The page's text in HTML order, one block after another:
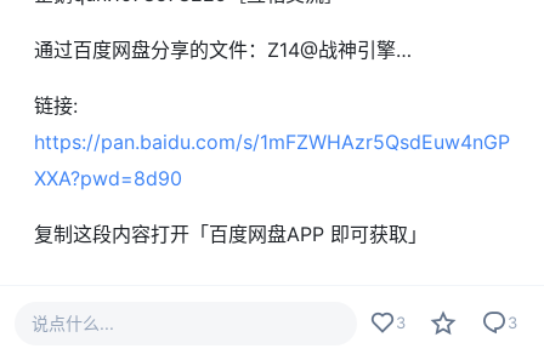
通过百度网盘分享的文件：Z14@战神引擎…
链接:
https://pan.baidu.com/s/1mFZWHAzr5QsdEuw4nGP
XXA?pwd=8d90
复制这段内容打开「百度网盘APP 即可获取」
# 战神引擎
说点什么... 3 3